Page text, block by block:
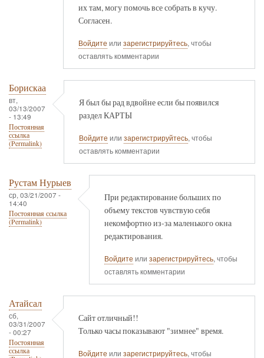
их там, могу помочь все собрать в кучу.
Согласен.
Войдите или зарегистрируйтесь, чтобы
оставлять комментарии
Борискаа
вт,
03/13/2007
- 13:49
Постоянная
ссылка
(Permalink)
Я был бы рад вдвойне если бы появился
раздел КАРТЫ
Войдите или зарегистрируйтесь, чтобы
оставлять комментарии
Рустам Нурыев
ср, 03/21/2007 -
14:40
Постоянная ссылка
(Permalink)
При редактирование больших по
объему текстов чувствую себя
некомфортно из-за маленького окна
редактирования.
Войдите или зарегистрируйтесь, чтобы
оставлять комментарии
Атайсал
сб,
03/31/2007
- 00:27
Постоянная
ссылка
Сайт отличный!!
Только часы показывают "зимнее" время.
Войдите или зарегистрируйтесь, чтобы